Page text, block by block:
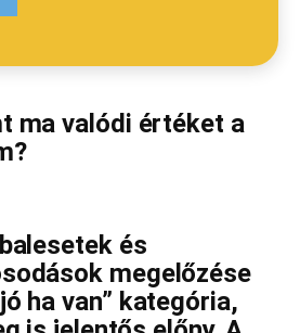
ma valódi értéket a
és
megelőzése
ha van” kategória,